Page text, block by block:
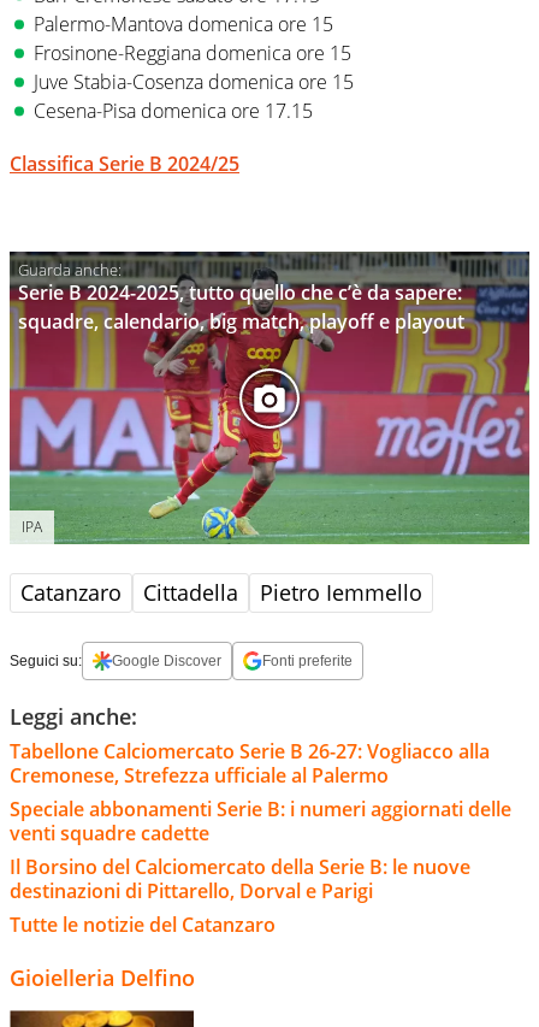
Palermo-Mantova domenica ore 15
Frosinone-Reggiana domenica ore 15
Juve Stabia-Cosenza domenica ore 15
Cesena-Pisa domenica ore 17.15
Classifica Serie B 2024/25
Serie B 2024-2025, tutto quello che c’è da sapere:
squadre, calendario, big match, playoff e playout
IPA
Catanzaro Cittadella Pietro Iemmello
Seguici su: Google Discover Fonti preferite
Leggi anche:
Tabellone Calciomercato Serie B 26-27: Vogliacco alla
Cremonese, Strefezza ufficiale al Palermo
Speciale abbonamenti Serie B: i numeri aggiornati delle
venti squadre cadette
Il Borsino del Calciomercato della Serie B: le nuove
destinazioni di Pittarello, Dorval e Parigi
Tutte le notizie del Catanzaro
Gioielleria Delfino